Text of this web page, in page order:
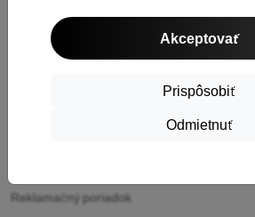
Akceptovať
Prispôsobiť
Odmietnuť
Reklamačný poriadok